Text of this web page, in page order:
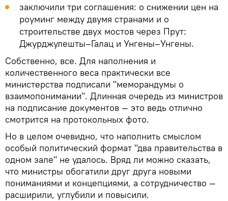
заключили три соглашения: о снижении цен на
роуминг между двумя странами и о
строительстве двух мостов через Прут:
Джурджулешты–Галац и Унгены–Унгены.
Собственно, все. Для наполнения и
количественного веса практически все
министерства подписали "меморандумы о
взаимопонимании". Длинная очередь из министров
на подписание документов — это ведь отлично
смотрится на протокольных фото.
Но в целом очевидно, что наполнить смыслом
особый политический формат "два правительства в
одном зале" не удалось. Вряд ли можно сказать,
что министры обогатили друг друга новыми
пониманиями и концепциями, а сотрудничество —
расширили, углубили и повысили.